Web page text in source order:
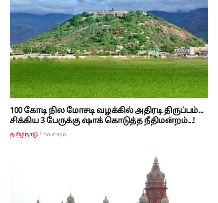
100 கோடி நில மோசடி வழக்கில் அதிரடி திருப்பம்...
சிக்கிய 3 பேருக்கு ஷாக் கொடுத்த நீதிமன்றம்...!
தமிழ்நாடு 1 hour ago